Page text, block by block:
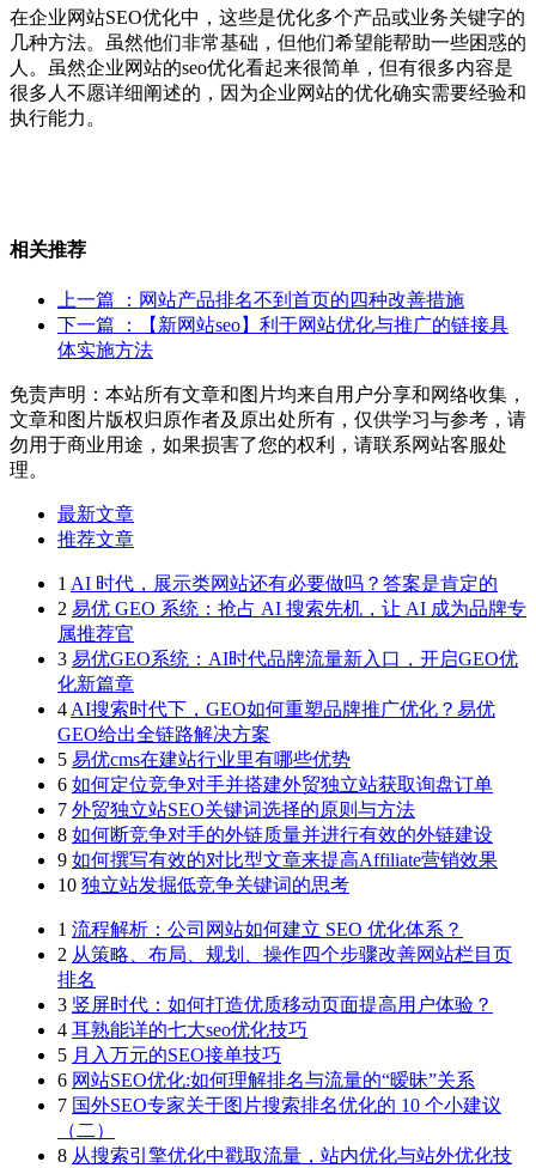
在企业网站SEO优化中，这些是优化多个产品或业务关键字的
几种方法。虽然他们非常基础，但他们希望能帮助一些困惑的
人。虽然企业网站的seo优化看起来很简单，但有很多内容是
很多人不愿详细阐述的，因为企业网站的优化确实需要经验和
执行能力。
相关推荐
上一篇
：网站产品排名不到首页的四种改善措施
下一篇
：【新网站seo】利于网站优化与推广的链接具
体实施方法
免责声明：本站所有文章和图片均来自用户分享和网络收集，
文章和图片版权归原作者及原出处所有，仅供学习与参考，请
勿用于商业用途，如果损害了您的权利，请联系网站客服处
理。
最新文章
推荐文章
1 AI 时代，展示类网站还有必要做吗？答案是肯定的
2 易优 GEO 系统：抢占 AI 搜索先机，让 AI 成为品牌专
属推荐官
3 易优GEO系统：AI时代品牌流量新入口，开启GEO优
化新篇章
4 AI搜索时代下，GEO如何重塑品牌推广优化？易优
GEO给出全链路解决方案
5 易优cms在建站行业里有哪些优势
6 如何定位竞争对手并搭建外贸独立站获取询盘订单
7 外贸独立站SEO关键词选择的原则与方法
8 如何断竞争对手的外链质量并进行有效的外链建设
9 如何撰写有效的对比型文章来提高Affiliate营销效果
10 独立站发掘低竞争关键词的思考
1 流程解析：公司网站如何建立 SEO 优化体系？
2 从策略、布局、规划、操作四个步骤改善网站栏目页
排名
3 竖屏时代：如何打造优质移动页面提高用户体验？
4 耳熟能详的七大seo优化技巧
5 月入万元的SEO接单技巧
6 网站SEO优化:如何理解排名与流量的“暧昧”关系
7 国外SEO专家关于图片搜索排名优化的 10 个小建议
（二）
8 从搜索引擎优化中戳取流量，站内优化与站外优化技